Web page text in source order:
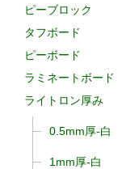
ピーブロック
タフボード
ピーボード
ラミネートボード
ライトロン厚み
0.5mm厚-白
1mm厚-白